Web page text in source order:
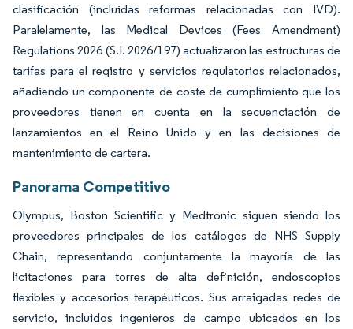
clasificación (incluidas reformas relacionadas con IVD).
Paralelamente, las Medical Devices (Fees Amendment)
Regulations 2026 (S.I. 2026/197) actualizaron las estructuras de
tarifas para el registro y servicios regulatorios relacionados,
añadiendo un componente de coste de cumplimiento que los
proveedores tienen en cuenta en la secuenciación de
lanzamientos en el Reino Unido y en las decisiones de
mantenimiento de cartera.
Panorama Competitivo
Olympus, Boston Scientific y Medtronic siguen siendo los
proveedores principales de los catálogos de NHS Supply
Chain, representando conjuntamente la mayoría de las
licitaciones para torres de alta definición, endoscopios
flexibles y accesorios terapéuticos. Sus arraigadas redes de
servicio, incluidos ingenieros de campo ubicados en los